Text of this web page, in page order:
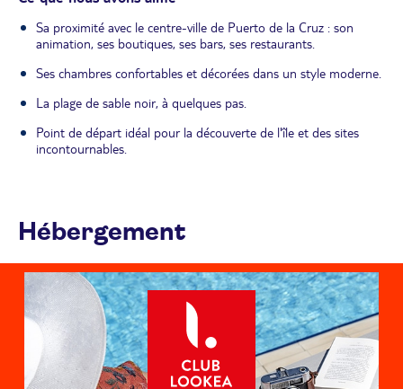
Sa proximité avec le centre-ville de Puerto de la Cruz : son
animation, ses boutiques, ses bars, ses restaurants.
Ses chambres confortables et décorées dans un style moderne.
La plage de sable noir, à quelques pas.
Point de départ idéal pour la découverte de l'île et des sites
incontournables.
Hébergement